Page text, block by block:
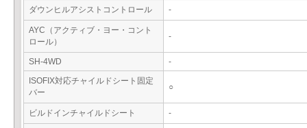
ダウンヒルアシストコントロール -
AYC（アクティブ・ヨー・コント
ロール）
-
SH-4WD
-
ISOFIX対応チャイルドシート固定
バー
○
ビルドインチャイルドシート -